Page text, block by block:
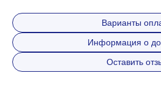
Варианты
Информация о
Оставить